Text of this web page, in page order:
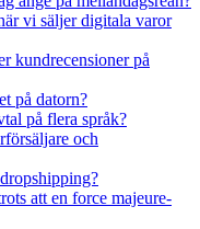
vi säljer digitala varor
kundrecensioner på
på datorn?
på flera språk?
och
att en force majeure-